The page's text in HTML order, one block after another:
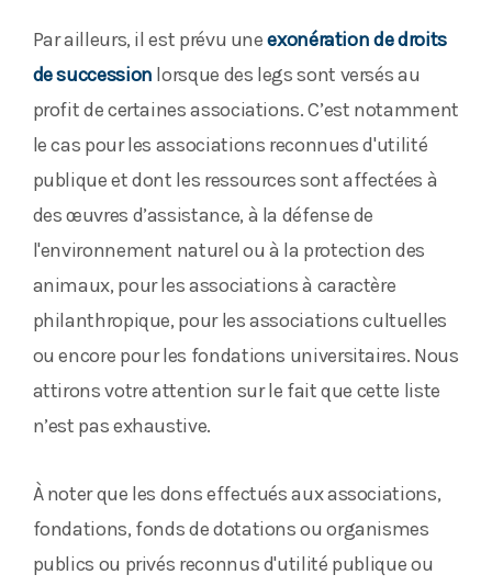
Par ailleurs, il est prévu uneexonération de droits
de succession lorsque des legs sont versés au
profit de certaines associations. C’est notamment
le cas pour les associations reconnues d'utilité
publique et dont les ressources sont affectées à
des œuvres d’assistance, à la défense de
l'environnement naturel ou à la protection des
animaux, pour les associations à caractère
philanthropique, pour les associations cultuelles
ou encore pour les fondations universitaires. Nous
attirons votre attention sur le fait que cette liste
n’est pas exhaustive.
À noter que les dons effectués aux associations,
fondations, fonds de dotations ou organismes
publics ou privés reconnus d'utilité publique ou